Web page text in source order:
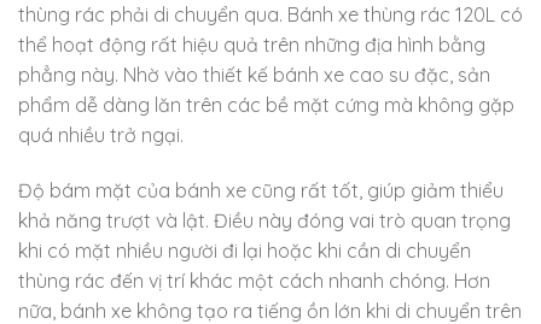
thùng rác phải di chuyển qua. Bánh xe thùng rác 120L có
thể hoạt động rất hiệu quả trên những địa hình bằng
phẳng này. Nhờ vào thiết kế bánh xe cao su đặc, sản
phẩm dễ dàng lăn trên các bề mặt cứng mà không gặp
quá nhiều trở ngại.
Độ bám mặt của bánh xe cũng rất tốt, giúp giảm thiểu
khả năng trượt và lật. Điều này đóng vai trò quan trọng
khi có mặt nhiều người đi lại hoặc khi cần di chuyển
thùng rác đến vị trí khác một cách nhanh chóng. Hơn
nữa, bánh xe không tạo ra tiếng ồn lớn khi di chuyển trên